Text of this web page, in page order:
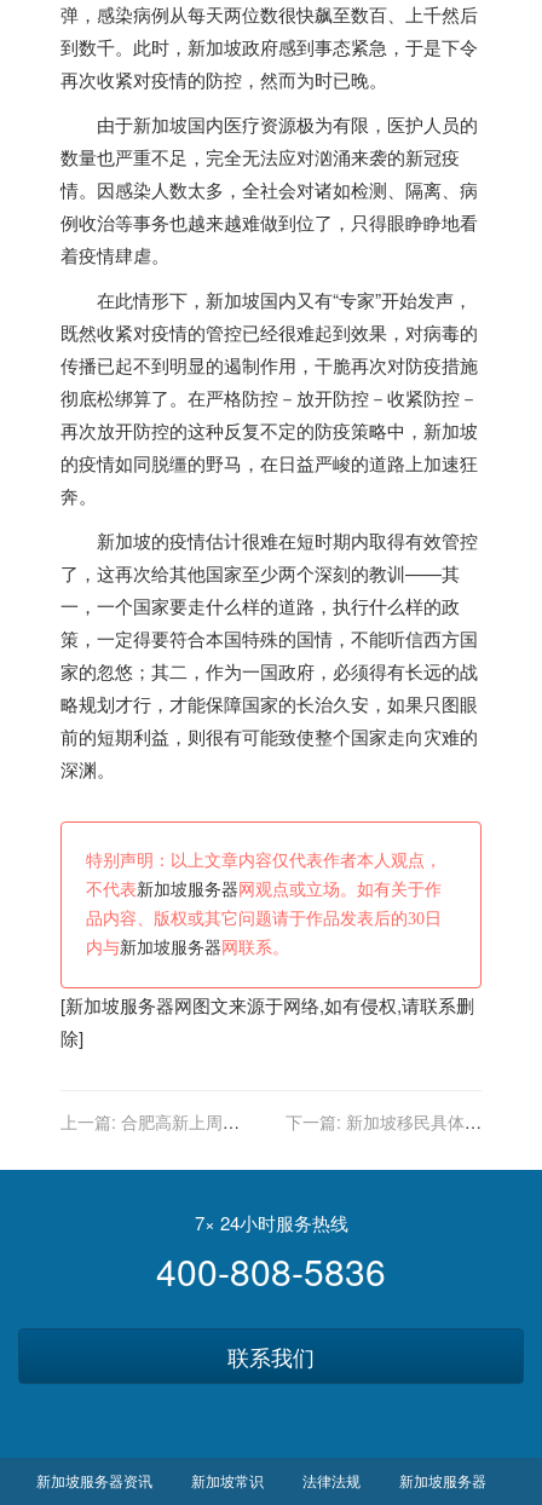
弹，感染病例从每天两位数很快飙至数百、上千然后
到数千。此时， 新加坡政府感到事态紧急，于是下令
再次收紧对疫情的防控，然而为时已晚。
由于新加坡国内医疗资源极为有限，医护人员的
数量也严重不足，完全无法应对汹涌来袭的新冠疫
情。因感染人数太多，全社会对诸如检测、隔离、病
例收治等事务也越来越难做到位了，只得眼睁睁地看
着疫情肆虐。
在此情形下， 新加坡国内又有“专家”开始发声，
既然收紧对疫情的管控已经很难起到效果，对病毒的
传播已起不到明显的遏制作用，干脆再次对防疫措施
彻底松绑算了。在严格防控－放开防控－收紧防控－
再次放开防控的这种反复不定的防疫策略中， 新加坡
的疫情如同脱缰的野马，在日益严峻的道路上加速狂
奔。
新加坡的疫情估计很难在短时期内取得有效管控
了，这再次给其他国家至少两个深刻的教训——其
一，一个国家要走什么样的道路，执行什么样的政
策，一定得要符合本国特殊的国情，不能听信西方国
家的忽悠；其二，作为一国政府，必须得有长远的战
略规划才行，才能保障国家的长治久安，如果只图眼
前的短期利益，则很有可能致使整个国家走向灾难的
深渊。
特别声明：以上文章内容仅代表作者本人观点，
不代表新加坡服务器 网观点或立场。如有关于作
品内容、版权或其它问题请于作品发表后的30日
内与新加坡服务器 网联系。
[新加坡服务器网图文来源于网络,如有侵权,请联系删
除]
上一篇: 合肥高新上周
榜，新加坡花园城关注指数
下一篇: 新加坡移民具体好
7× 24小时服务热线
400-808-5836
联系我们
新加坡服务器资讯 新加坡常识 法律法规 新加坡服务器